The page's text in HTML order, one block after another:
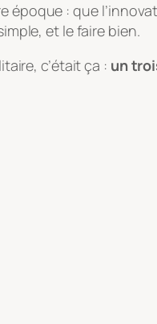
époque : que
et le faire bien.
c’était ça : un